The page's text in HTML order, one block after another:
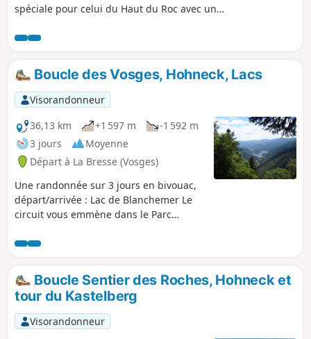
spéciale pour celui du Haut du Roc avec un
jusqu'à Remiremont sans oublier les Tables
de Charlemagne.
Boucle des Vosges, Hohneck, Lacs
Visorandonneur
36,13 km
+1 597 m
-1 592 m
3 jours
Moyenne
Départ à La Bresse (Vosges)
Une randonnée sur 3 jours en bivouac,
départ/arrivée : Lac de Blanchemer Le
circuit vous emmène dans le Parc
Vosges, pour découvrir le troisième plus
haut sommet du Parc, le Hohneck
(alt.1363 m) ainsi que le Rainkopf (alt.
1305 m), en passant par l'épaisse forêt
de la Bresse et le Lac des Corbeaux.
Boucle Sentier des Roches, Hohneck et
tour du Kastelberg
Visorandonneur